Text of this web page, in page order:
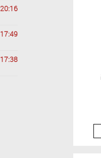
20:16
17:49
17:38